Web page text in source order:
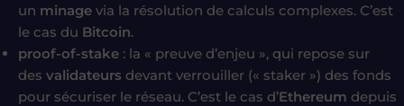
un minage via la résolution de calculs complexes. C’est
le cas du Bitcoin.
proof-of-stake : la « preuve d’enjeu », qui repose sur
des validateurs devant verrouiller (« staker ») des fonds
pour sécuriser le réseau. C’est le cas d’Ethereum depuis